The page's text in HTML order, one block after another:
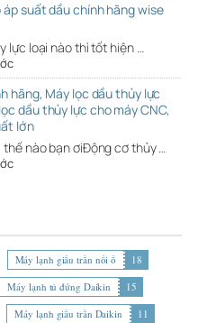
suất dầu chính hãng wise
lực loại nào thì tốt hiện …
hãng, Máy lọc dầu thủy lực
dầu thủy lực cho máy CNC,
lớn
nào bạn ơiĐộng cơ thủy …
Máy lạnh giấu trần nối ố
18
Máy lạnh tủ đứng Daikin
15
Máy lạnh giấu trần Daikin
11